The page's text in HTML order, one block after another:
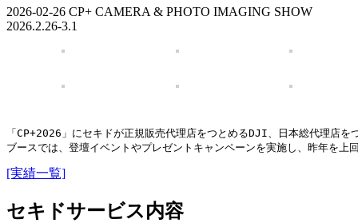
2026-02-26 CP+ CAMERA & PHOTO IMAGING SHOW
2026.2.26-3.1
「CP+2026」にセキドが正規販売代理店をつとめるDJI、日本総代理店を
ブースでは、登壇イベントやプレゼントキャンペーンを実施し、昨年を
[実績一覧]
セキドサービス内容